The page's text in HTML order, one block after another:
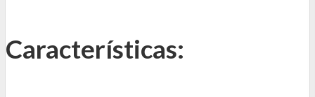
Características: